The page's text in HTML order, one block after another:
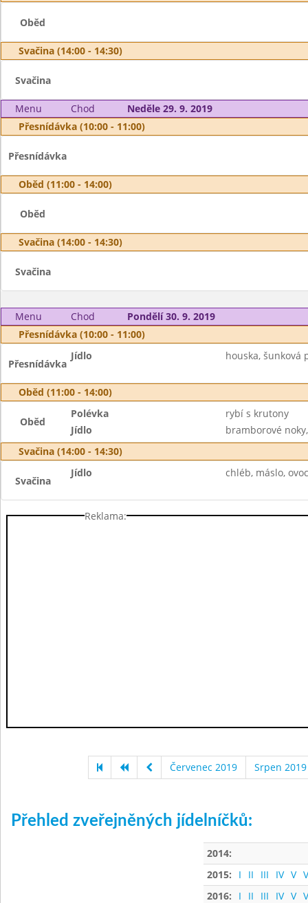
Oběd
Svačina (14:00 - 14:30)
Svačina
Menu Chod
Neděle 29. 9. 2019
Přesnídávka (10:00 - 11:00)
Přesnídávka
Oběd (11:00 - 14:00)
Oběd
Svačina (14:00 - 14:30)
Svačina
Menu Chod
Pondělí 30. 9. 2019
Přesnídávka (10:00 - 11:00)
Přesnídávka
Jídlo houska, šunková
Oběd (11:00 - 14:00)
Oběd
Polévka
rybí s krutony
Jídlo
bramborové
Svačina (14:00 - 14:30)
Svačina
Jídlo chléb, máslo,
Reklama:
Červenec 2019 Srpen 2019
Přehled zveřejněných jídelníčků:
2014:
2015:
I II III IV V
2016:
I II III IV V